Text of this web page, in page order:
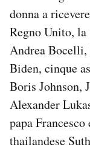
Area
Newsletter
Notifiche
Esci
donna a
Regno Unito,
Andrea
Biden, cinque
Boris Johnson,
Alexander
papa
thailandese